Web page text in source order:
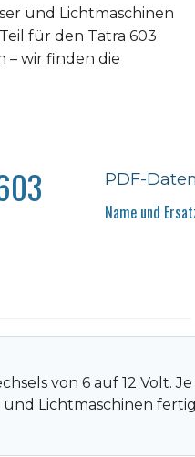
und Lichtmaschinen
für den Tatra 603
– wir finden die
PDF-
Name und
von 6 auf 12
und Lichtmaschinen